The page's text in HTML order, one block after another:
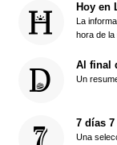
Hoy en
La
hora de la
Al final
Un
7 días
Una